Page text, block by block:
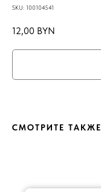
SKU: 100104541
12,00 BYN
СМОТРИТЕ ТАКЖЕ